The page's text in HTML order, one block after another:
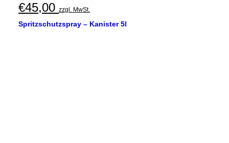
€45,00 zzgl. MwSt.
Spritzschutzspray – Kanister 5l